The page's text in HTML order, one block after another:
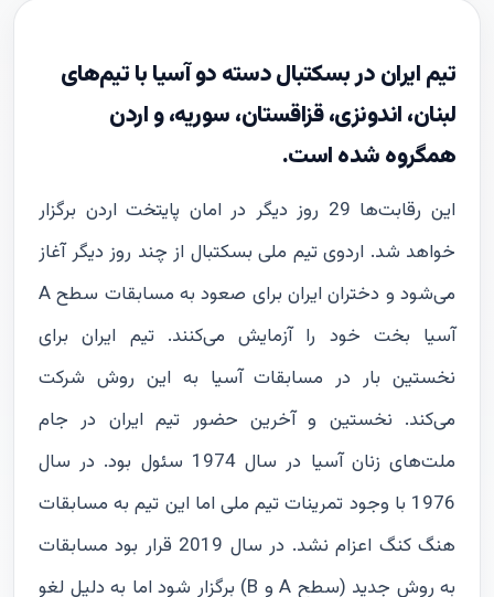
تیم ایران در بسکتبال دسته دو آسیا با تیم‌های
لبنان، اندونزی، قزاقستان، سوریه، و اردن
همگروه شده است.
این رقابت‌ها 29 روز دیگر در امان پایتخت اردن برگزار
خواهد شد. اردوی تیم ملی بسکتبال از چند روز دیگر آغاز
می‌شود و دختران ایران برای صعود به مسابقات سطح A
آسیا بخت خود را آزمایش می‌کنند. تیم ایران برای
نخستین بار در مسابقات آسیا به این روش شرکت
می‌کند. نخستین و آخرین حضور تیم ایران در جام
ملت‌های زنان آسیا در سال 1974 سئول بود. در سال
1976 با وجود تمرینات تیم ملی اما این تیم به مسابقات
هنگ کنگ اعزام نشد. در سال 2019 قرار بود مسابقات
به روش جدید (سطح A و B) برگزار شود اما به دلیل لغو